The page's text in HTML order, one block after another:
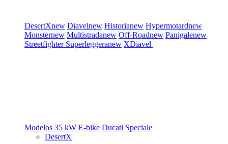
DesertXnew Diavelnew Historianew Hypermotardnew
Monsternew Multistradanew Off-Roadnew Panigalenew
Streetfighter Superleggeranew XDiavel
Modelos 35 kW E-bike Ducati Speciale
DesertX